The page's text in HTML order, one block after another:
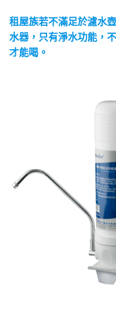
租屋族若不滿足於濾水
水器，只有淨水功能，
才能喝。